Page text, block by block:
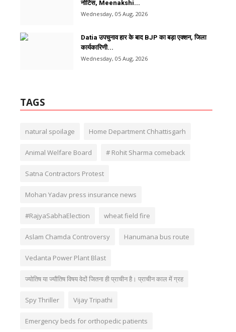
नोटिस, Meenakshi...
Wednesday, 05 Aug, 2026
Datia उपचुनाव हार के बाद BJP का बड़ा एक्शन, जिला
कार्यकारिणी...
Wednesday, 05 Aug, 2026
TAGS
natural spoilage Home Department Chhattisgarh
Animal Welfare Board # Rohit Sharma comeback
Satna Contractors Protest
Mohan Yadav press insurance news
#RajyaSabhaElection wheat field fire
Aslam Chamda Controversy Hanumana bus route
Vedanta Power Plant Blast
ज्‍योतिष या ज्यौतिष विषय वेदों जितना ही प्राचीन है। प्राचीन काल में ग्रह
Spy Thriller Vijay Tripathi
Emergency beds for orthopedic patients